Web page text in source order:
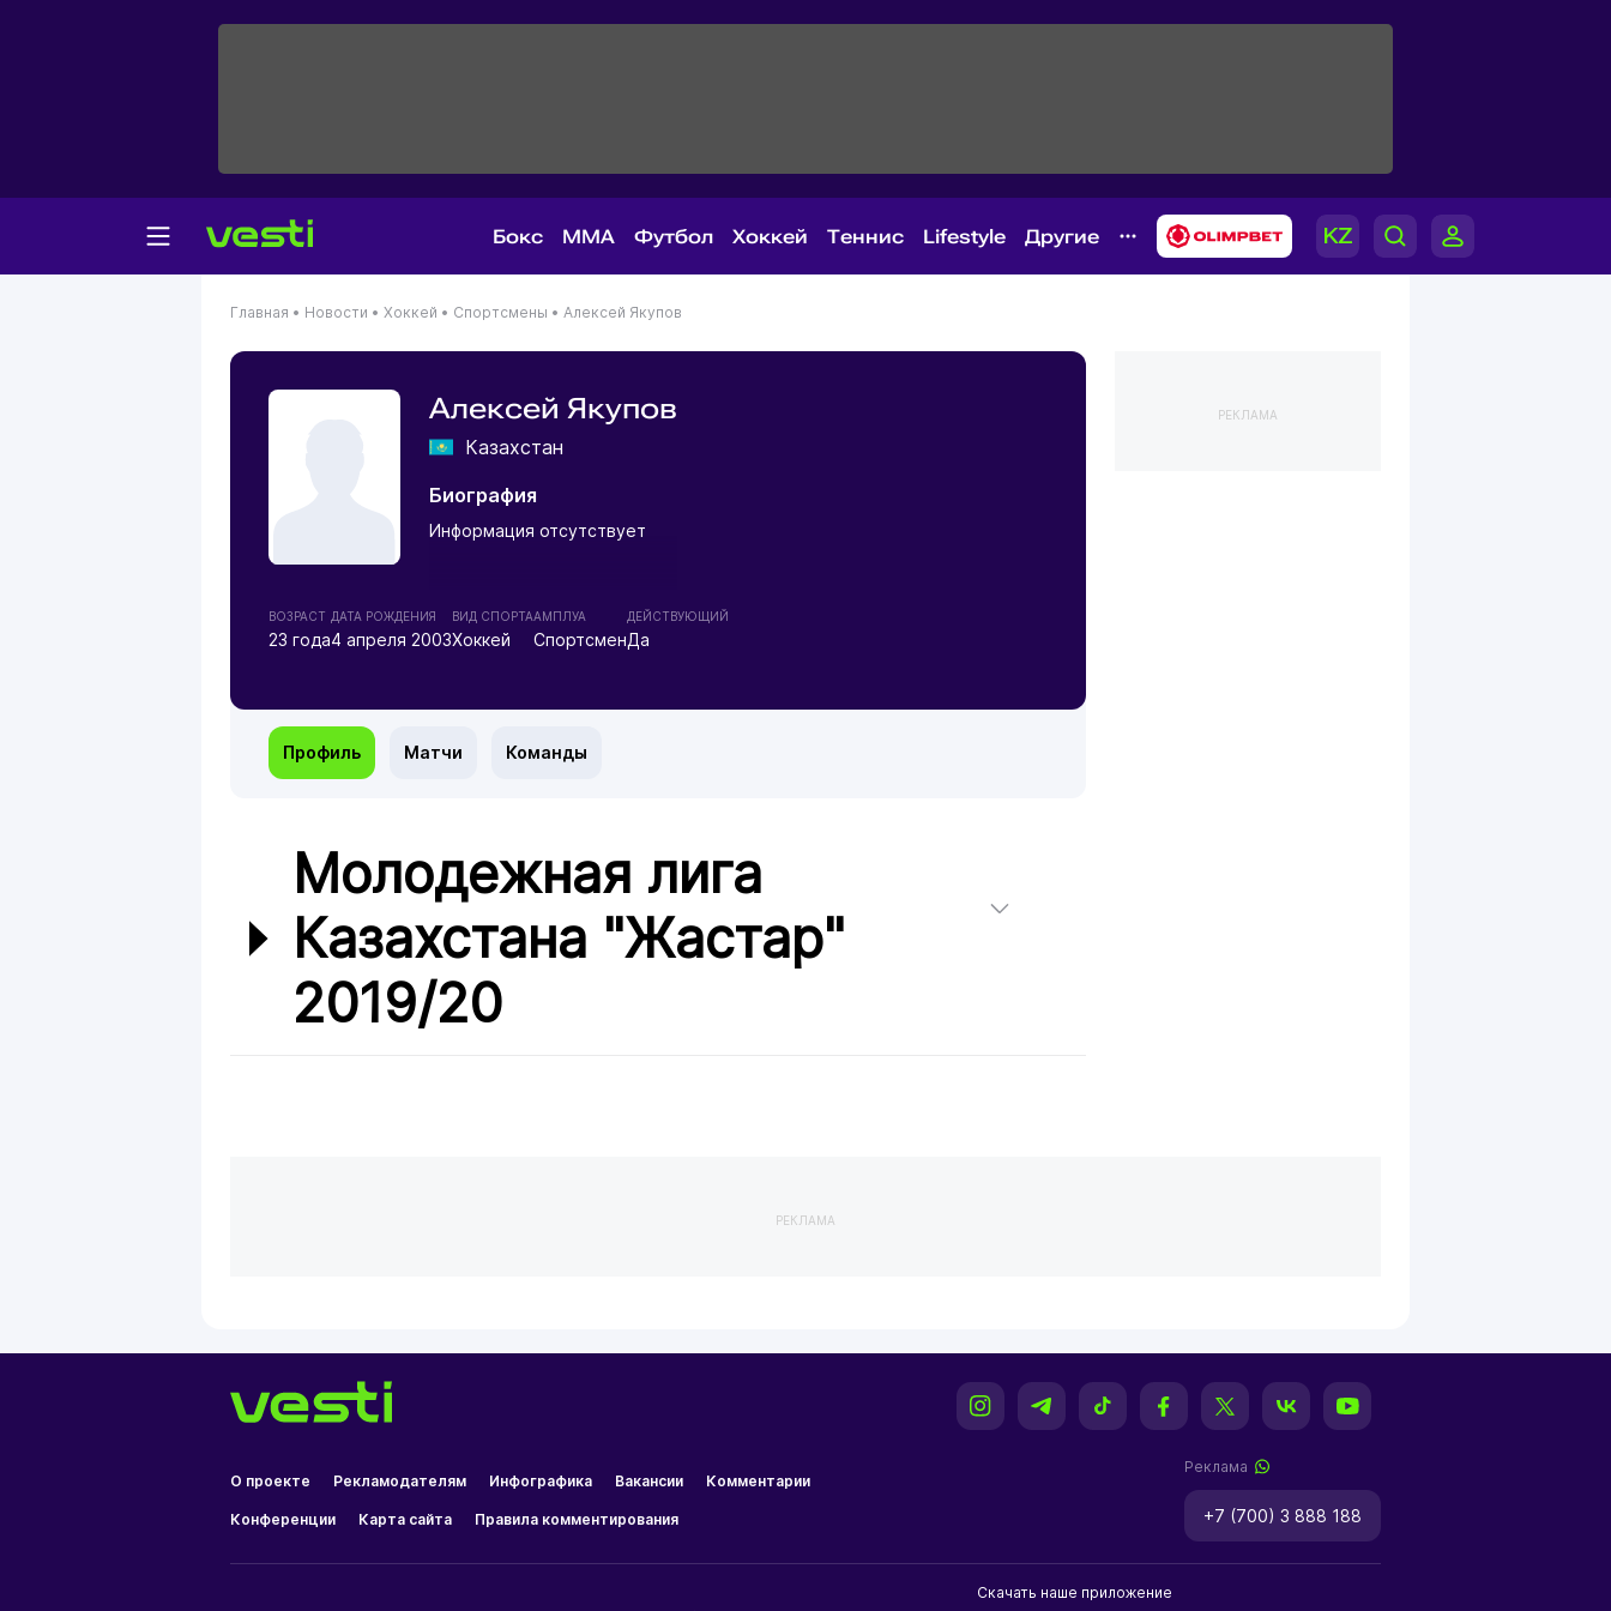
Бокс MMA Футбол Хоккей Теннис Lifestyle Другие
Главная • Новости • Хоккей • Спортсмены • Алексей Якупов
Алексей Якупов
Казахстан
Биография
Информация отсутствует
ВОЗРАСТ
23 года
ДАТА РОЖДЕНИЯ
4 апреля 2003
ВИД СПОРТА
Хоккей
АМПЛУА
Спортсмен
ДЕЙСТВУЮЩИЙ
Да
Профиль Матчи Команды
Молодежная лига
Казахстана "Жастар"
2019/20
РЕКЛАМА
РЕКЛАМА
О проекте Рекламодателям Инфографика Вакансии Комментарии
Конференции Карта сайта Правила комментирования
Реклама
+7 (700) 3 888 188
Скачать наше приложение